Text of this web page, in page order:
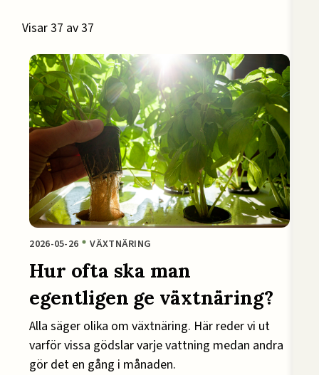
Visar37 av37
2026-05-26 VÄXTNÄRING
Hur ofta ska man
egentligen ge växtnäring?
Alla säger olika om växtnäring. Här reder vi ut
varför vissa gödslar varje vattning medan andra
gör det en gång i månaden.